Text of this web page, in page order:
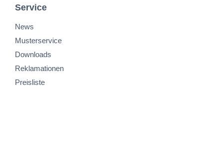
Service
News
Musterservice
Downloads
Reklamationen
Preisliste